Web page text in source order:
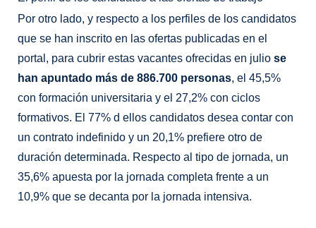
Por otro lado, y respecto a los perfiles de los candidatos
que se han inscrito en las ofertas publicadas en el
portal, para cubrir estas vacantes ofrecidas en julio se
han apuntado más de 886.700 personas, el 45,5%
con formación universitaria y el 27,2% con ciclos
formativos. El 77% d ellos candidatos desea contar con
un contrato indefinido y un 20,1% prefiere otro de
duración determinada. Respecto al tipo de jornada, un
35,6% apuesta por la jornada completa frente a un
10,9% que se decanta por la jornada intensiva.